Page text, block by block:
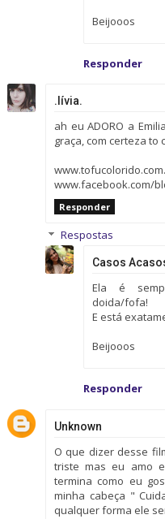
Beijooos
Responder
.lívia.
ah eu ADORO a
graça, com certeza
www.facebook.com/
Responder
Respostas
Casos
Ela é
doida/fofa!
E está
Beijooos
Responder
Unknown
O que dizer desse
triste mas eu amo
termina como eu
minha cabeça "
qualquer forma ele